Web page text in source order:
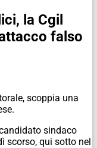
la Cgil
falso
scoppia una
sindaco
scorso, qui sotto nel